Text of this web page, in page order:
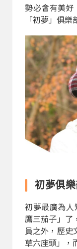
勢必會有美
「初夢」俱
初夢俱
初夢最廣為
鷹三茄子」了
員之外，歷史
草六座頭」，